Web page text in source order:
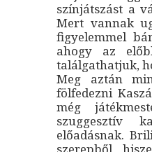
színjátszást a
Mert vannak
figyelemmel
ahogy az
találgathatjuk,
Meg aztán
fölfedezni
még
szuggesztív
előadásnak.